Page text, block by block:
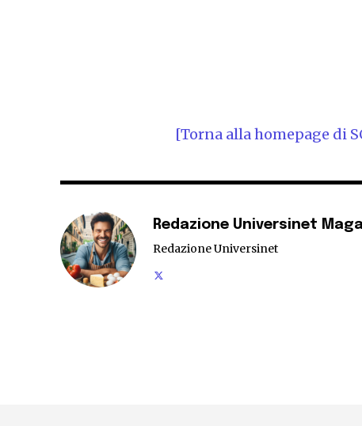
[Torna alla homepage di
Redazione Universinet
Redazione Universinet